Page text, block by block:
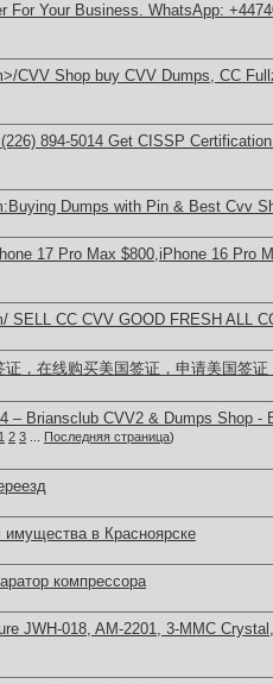
For Your Business. WhatsApp:
CVV Shop buy CVV Dumps, CC
894-5014​ Get CISSP
Dumps with Pin & Best Cvv
17 Pro Max $800,iPhone 16 Pro
SELL CC CVV GOOD FRESH ALL
证，在线购买美国签证，申请美国签证
– Briansclub CVV2 & Dumps Shop -
1 2 3 Последняя страница)
в Красноярске
компрессора
JWH-018, AM-2201, 3-MMC